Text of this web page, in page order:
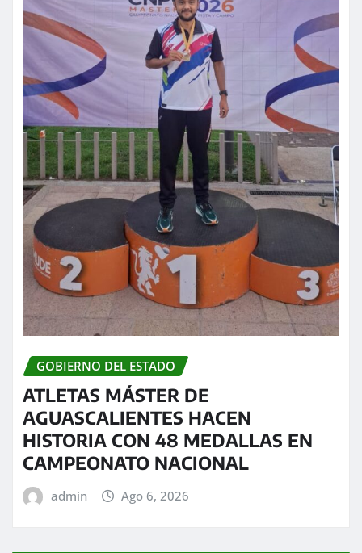
GOBIERNO DEL ESTADO
ATLETAS MÁSTER DE
AGUASCALIENTES HACEN
HISTORIA CON 48 MEDALLAS EN
CAMPEONATO NACIONAL
admin Ago 6, 2026